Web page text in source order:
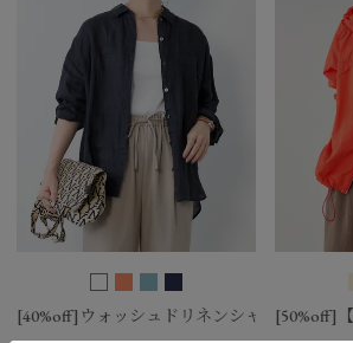
[40%off]ウォッシュドリネンシャツ[50%off]